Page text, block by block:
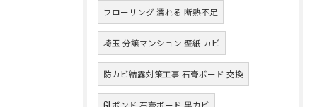
フローリング 濡れる 断熱不足
埼玉 分譲マンション 壁紙 カビ
防カビ結露対策工事 石膏ボード 交換
GLボンド 石膏ボード 黒カビ